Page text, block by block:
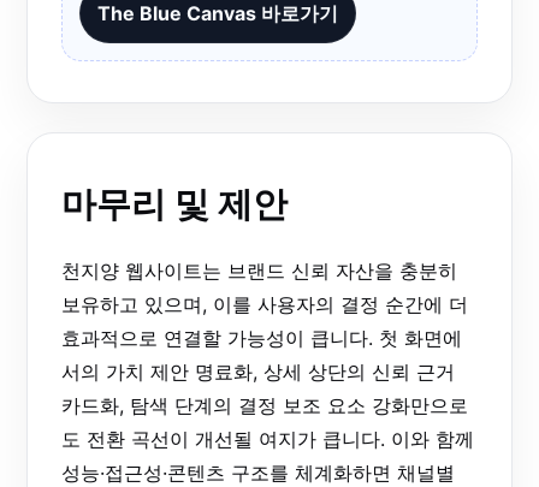
The Blue Canvas 바로가기
마무리 및 제안
천지양 웹사이트는 브랜드 신뢰 자산을 충분히
보유하고 있으며, 이를 사용자의 결정 순간에 더
효과적으로 연결할 가능성이 큽니다. 첫 화면에
서의 가치 제안 명료화, 상세 상단의 신뢰 근거
카드화, 탐색 단계의 결정 보조 요소 강화만으로
도 전환 곡선이 개선될 여지가 큽니다. 이와 함께
성능·접근성·콘텐츠 구조를 체계화하면 채널별